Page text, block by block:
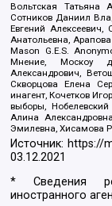
Вольтская Татьяна
Сотников Даниил
Евгений Алексеевич,
Анатольевна,
Mason G.E.S.
Мнение, Москоу
Александрович,
Скворцова Елена
инагент, Кочетков
выборы,
Алина
Эмилевна, Хисамова
Источник: https://
03.12.2021
* Сведения
иностранного